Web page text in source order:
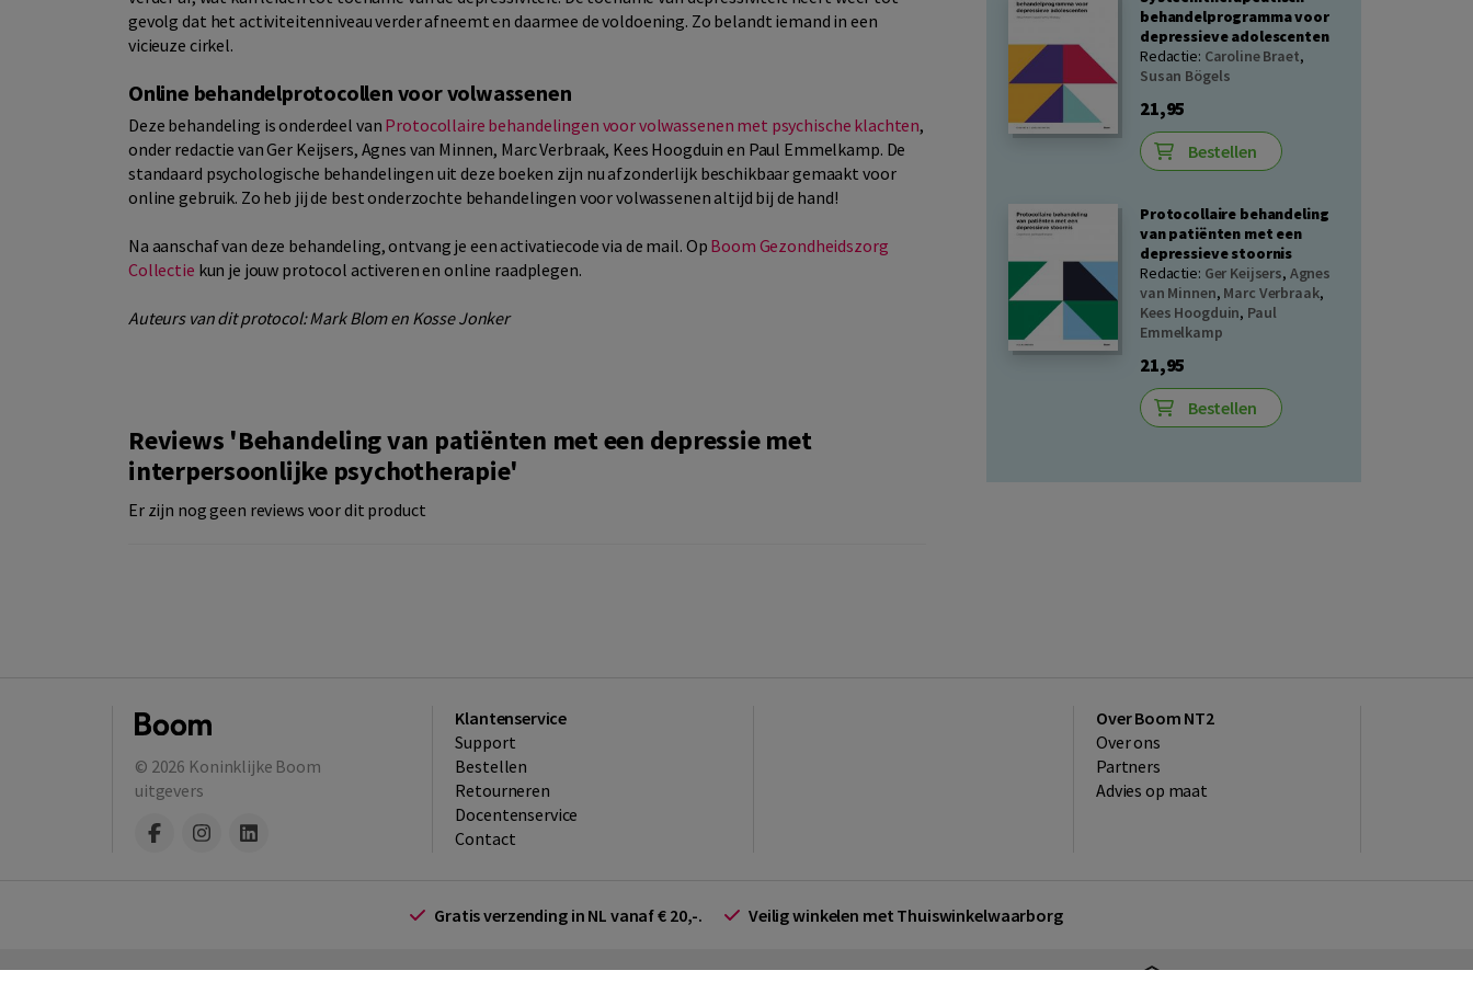
gevolg dat het activiteitenniveau verder afneemt en daarmee de voldoening. Zo belandt iemand in een
vicieuze cirkel.
Online behandelprotocollen voor volwassenen
Deze behandeling is onderdeel van Protocollaire behandelingen voor volwassenen met psychische klachten,
onder redactie van Ger Keijsers, Agnes van Minnen, Marc Verbraak, Kees Hoogduin en Paul Emmelkamp. De
standaard psychologische behandelingen uit deze boeken zijn nu afzonderlijk beschikbaar gemaakt voor
online gebruik. Zo heb jij de best onderzochte behandelingen voor volwassenen altijd bij de hand!
Na aanschaf van deze behandeling, ontvang je een activatiecode via de mail. Op Boom Gezondheidszorg
Collectie kun je jouw protocol activeren en online raadplegen.
Auteurs van dit protocol: Mark Blom en Kosse Jonker
Reviews 'Behandeling van patiënten met een depressie met
interpersoonlijke psychotherapie'
Er zijn nog geen reviews voor dit product
behandelprogramma voor
depressieve adolescenten
Redactie: Caroline Braet,
Susan Bögels
21,95
Bestellen
Protocollaire behandeling
van patiënten met een
depressieve stoornis
Redactie: Ger Keijsers, Agnes
van Minnen, Marc Verbraak,
Kees Hoogduin, Paul
Emmelkamp
21,95
Bestellen
© 2026 Koninklijke Boom
uitgevers
Klantenservice
Support
Bestellen
​Retourneren
Docentenservice
Contact
Over Boom NT2
Over ons
Partners
Advies op maat
Gratis verzending in NL vanaf € 20,-. Veilig winkelen met Thuiswinkelwaarborg